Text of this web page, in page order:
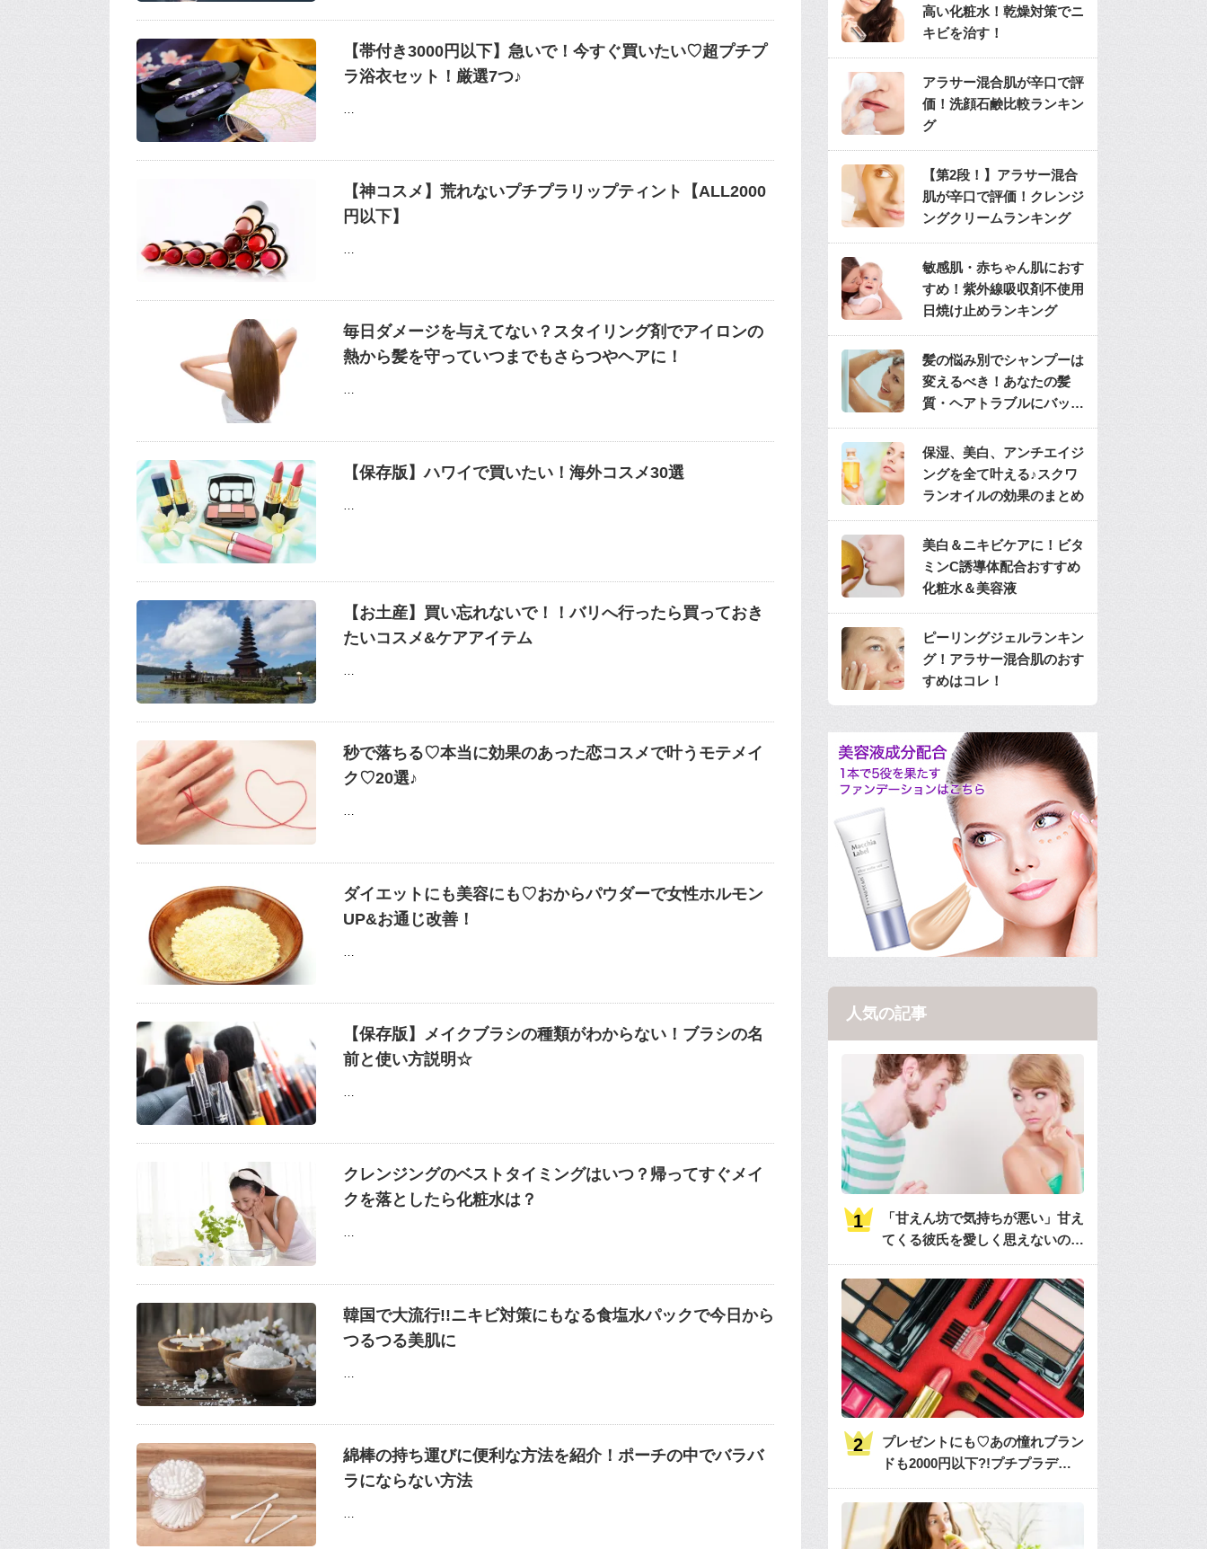
【帯付き3000円以下】急いで！今すぐ買いたい♡超プチプ
ラ浴衣セット！厳選7つ♪
【神コスメ】荒れないプチプラリップティント【ALL2000
円以下】
毎日ダメージを与えてない？スタイリング剤でアイロンの
熱から髪を守っていつまでもさらつやヘアに！
…
【保存版】ハワイで買いたい！海外コスメ30選
【お土産】買い忘れないで！！バリへ行ったら買っておき
たいコスメ&ケアアイテム
秒で落ちる♡本当に効果のあった恋コスメで叶うモテメイ
ク♡20選♪
…
ダイエットにも美容にも♡おからパウダーで女性ホルモン
UP&お通じ改善！
【保存版】メイクブラシの種類がわからない！ブラシの名
前と使い方説明☆
クレンジングのベストタイミングはいつ？帰ってすぐメイ
クを落としたら化粧水は？
…
韓国で大流行!!ニキビ対策にもなる食塩水パックで今日から
つるつる美肌に
綿棒の持ち運びに便利な方法を紹介！ポーチの中でバラバ
ラにならない方法
高い化粧水！乾燥対策でニ
キビを治す！
アラサー混合肌が辛口で評
価！洗顔石鹸比較ランキン
グ
【第2段！】アラサー混合
肌が辛口で評価！クレンジ
ングクリームランキング
敏感肌・赤ちゃん肌におす
すめ！紫外線吸収剤不使用
日焼け止めランキング
髪の悩み別でシャンプーは
変えるべき！あなたの髪
質・ヘアトラブルにバッチ
リのシャンプーは？
保湿、美白、アンチエイジ
ングを全て叶える♪スクワ
ランオイルの効果のまとめ
美白＆ニキビケアに！ビタ
ミンC誘導体配合おすすめ
化粧水＆美容液
ピーリングジェルランキン
グ！アラサー混合肌のおす
すめはコレ！
人気の記事
「甘えん坊で気持ちが悪い」甘え
てくる彼氏を愛しく思えないのは
何故？
プレゼントにも♡あの憧れブラン
ドも2000円以下?!プチプラデパ
コス36選大特集♡